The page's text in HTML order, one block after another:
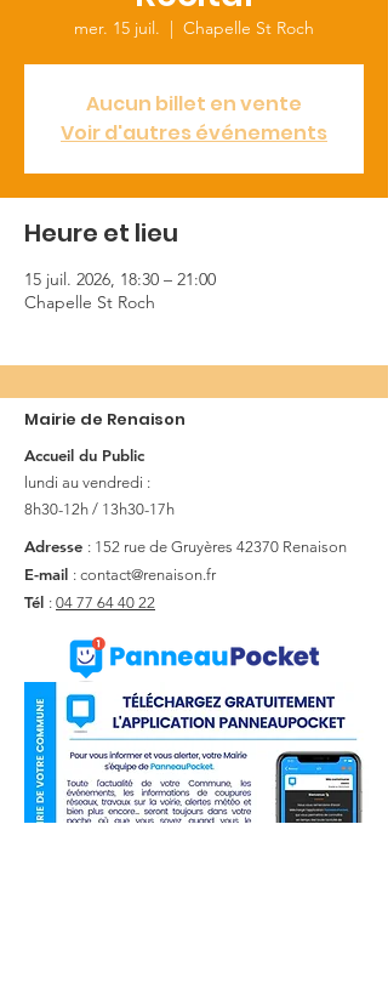
mer. 15 juil.
  |
Chapelle St Roch
Aucun billet en vente
Voir d'autres événements
Heure et lieu
15 juil. 2026, 18:30 – 21:00
Chapelle St Roch
Mairie de Renaison
Accueil du Public
lundi au vendredi :
8h30-12h / 13h30-17h
Adresse : 152 rue de Gruyères 42370 Renaison
E-mail : contact@renaison.fr
Tél : 04 77 64 40 22